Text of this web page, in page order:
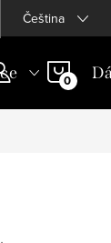
Čeština